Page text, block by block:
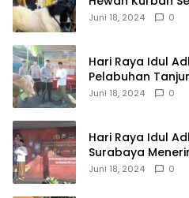
Juni 18, 2024 0
Hari Raya Idul
Pelabuhan
Hewan Korban.
Juni 18, 2024 0
Hari Raya Idul
Surabaya
Hewan Kurban
Juni 18, 2024 0